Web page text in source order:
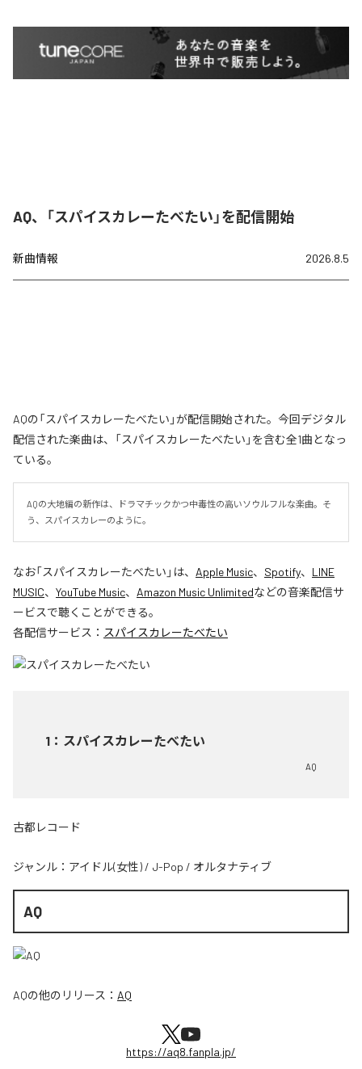
AQ、「スパイスカレーたべたい」を配信開始
新曲情報 2026.8.5
AQの「スパイスカレーたべたい」が配信開始された。今回デジタル
配信された楽曲は、「スパイスカレーたべたい」を含む全1曲となっ
ている。
AQの大地編の新作は、ドラマチックかつ中毒性の高いソウルフルな楽曲。そ
う、スパイスカレーのように。
なお「スパイスカレーたべたい 」は、 Apple Music、 Spotify、 LINE
MUSIC、 YouTube Music、 Amazon Music Unlimitedなどの音楽配信サ
ービスで聴くことができる。
各配信サービス： スパイスカレーたべたい
1 ： スパイスカレーたべたい
AQ
古都レコード
ジャンル： アイドル(女性) / J-Pop / オルタナティブ
AQ
AQの他のリリース： AQ
https://aq8.fanpla.jp/